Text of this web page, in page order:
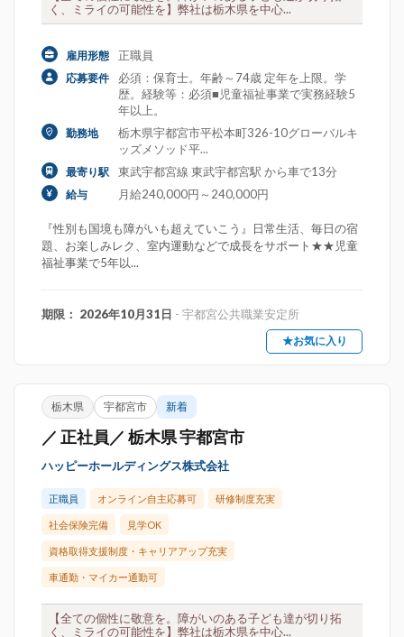
く、ミライの可能性を】弊社は栃木県を中心...
雇用形態 正職員
応募要件
必須：保育士。年齢～74歳 定年を上限。学
歴。経験等：必須■児童福祉事業で実務経験5
年以上。
勤務地
栃木県宇都宮市平松本町326-10グローバルキ
ッズメソッド平...
最寄り駅 東武宇都宮線 東武宇都宮駅 から車で13分
給与 月給240,000円～240,000円
『性別も国境も障がいも超えていこう』日常生活、毎日の宿
題、お楽しみレク、室内運動などで成長をサポート★★児童
福祉事業で5年以...
期限： 2026年10月31日 - 宇都宮公共職業安定所
★お気に入り
栃木県 宇都宮市 新着
／ 正社員／ 栃木県 宇都宮市
ハッピーホールディングス株式会社
正職員 オンライン自主応募可 研修制度充実
社会保険完備 見学OK
資格取得支援制度・キャリアアップ充実
車通勤・マイカー通勤可
【全ての個性に敬意を。障がいのある子ども達が切り拓
く、ミライの可能性を】弊社は栃木県を中心...